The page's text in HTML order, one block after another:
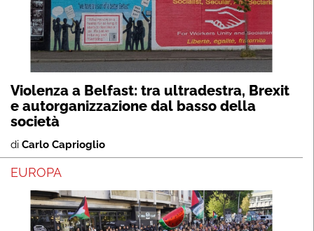
Violenza a Belfast: tra ultradestra, Brexit
e autorganizzazione dal basso della
società
di Carlo Caprioglio
EUROPA